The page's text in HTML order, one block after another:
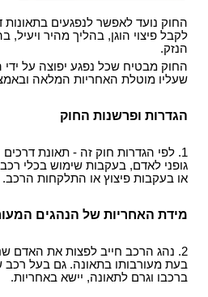
חוק הפיצויים לנפגעי תאונות
עורך דין תאונת דרכים, עברת
עו"ד
תקנות פיצויים לנפגעי
חוק נפגעי תאונות דרכים
ייעוץ - עורכי דין
שאלות ותשובות - נזקי גוף
פורום אורטופדיה וכירורגיה
רשלנות רפואית- העברת נטל
רשלנות רפואית - ניתוחים
רשלנות רפואית - אבחון לקוי
תביעת רשלנות רפואית - הריון,
רשלנות רפואית- ניתוח פלסטי
זכויות החולה- על הזכויות
מידע על תביעות רשלנות
תיעוד חומר רפואי - רשלנות
חוק זכויות החולה
קצין תגמולים - בקשה לעיון
קצין תגמולים דחה את
נכי צה"ל וחוק הנכים, לאן?
נפגעי פעולות איבה - טרור
הלם קרב
קצין תגמולים- מידע משפטי
נכי צה"ל - דוגמאות לתביעות
עורכי דין מייעצים- משרד
קטעי עיתונות
תאונות אופניים
תאונות אופנוע - רכב דו גלגלי
תביעת ביטוח בגין נכות
פגיעות ברחוב - תאונה בשטח
רשלנות מקצועית
בדיקת החזרי מס
דואר אלקטרוני, חוק הספאם
החוק נועד לאפשר לנפגעים בתאונות
לקבל פיצוי הוגן, בהליך מהיר
הנזק.
החוק מבטיח שכל נפגע יפוצה על
שעליו מוטלת האחריות המלאה
הגדרות ופרשנות החוק
1. לפי הגדרות חוק זה - תאונת
גופני לאדם, בעקבות שימוש בכלי
או בעקבות פיצוץ או התלקחות הרכב.
מידת האחריות של הנהגים
2. נהג הרכב חייב לפצות את האדם
בעת מעורבותו בתאונה. גם בעל רכב
ברכבו וגרם לתאונה, יישא באחריות.